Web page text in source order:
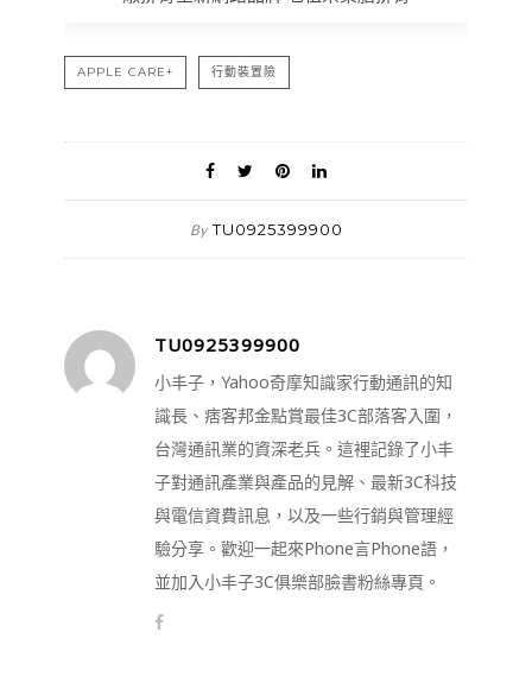
APPLE CARE+ 行動裝置險
By TU0925399900
TU0925399900
小丰子，Yahoo奇摩知識家行動通訊的知
識長、痞客邦金點賞最佳3C部落客入圍，
台灣通訊業的資深老兵。這裡記錄了小丰
子對通訊產業與產品的見解、最新3C科技
與電信資費訊息，以及一些行銷與管理經
驗分享。歡迎一起來Phone言Phone語，
並加入小丰子3C俱樂部臉書粉絲專頁。